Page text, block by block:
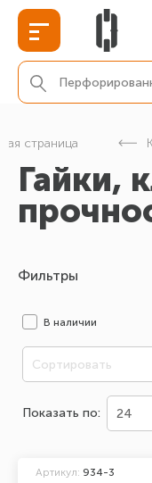
страница
Гайки,
Фильтры
В наличии
Сортировать
Показать по: 24
Артикул: 934-3